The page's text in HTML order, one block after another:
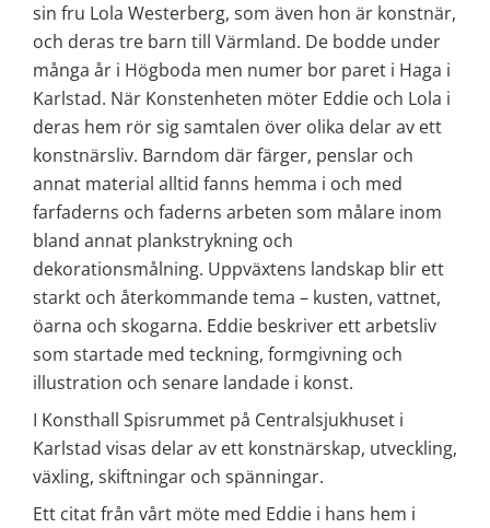
sin fru Lola Westerberg, som även hon är konstnär,
och deras tre barn till Värmland. De bodde under
många år i Högboda men numer bor paret i Haga i
Karlstad. När Konstenheten möter Eddie och Lola i
deras hem rör sig samtalen över olika delar av ett
konstnärsliv. Barndom där färger, penslar och
annat material alltid fanns hemma i och med
farfaderns och faderns arbeten som målare inom
bland annat plankstrykning och
dekorationsmålning. Uppväxtens landskap blir ett
starkt och återkommande tema – kusten, vattnet,
öarna och skogarna. Eddie beskriver ett arbetsliv
som startade med teckning, formgivning och
illustration och senare landade i konst.
I Konsthall Spisrummet på Centralsjukhuset i
Karlstad visas delar av ett konstnärskap, utveckling,
växling, skiftningar och spänningar.
Ett citat från vårt möte med Eddie i hans hem i